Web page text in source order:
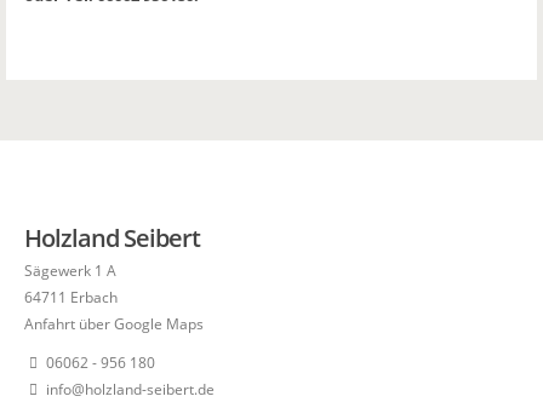
Holzland Seibert
Sägewerk 1 A
64711 Erbach
Anfahrt über Google Maps
06062 - 956 180
info@holzland-seibert.de